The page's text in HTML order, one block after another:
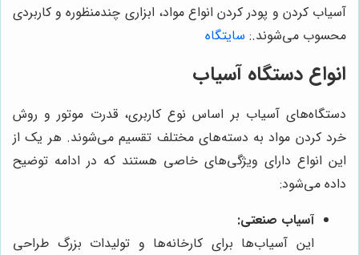
آسیاب کردن و پودر کردن انواع مواد، ابزاری چندمنظوره و کاربردی
محسوب می‌شوند.: سایتگاه
انواع دستگاه آسیاب
دستگاه‌های آسیاب بر اساس نوع کاربری، قدرت موتور و روش
خرد کردن مواد به دسته‌های مختلف تقسیم می‌شوند. هر یک از
این انواع دارای ویژگی‌های خاصی هستند که در ادامه توضیح
داده می‌شود:
آسیاب صنعتی:
این آسیاب‌ها برای کارخانه‌ها و تولیدات بزرگ طراحی